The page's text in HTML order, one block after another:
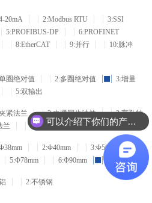
20mA 2:Modbus RTU
3:SSI
5:PROFIBUS-DP
6:PROFINET
8:EtherCAT 9:并行
10:脉冲
圈绝对值 2:多圈绝对值
3:增量
5:双输出
紧法兰 2:夹紧同步法兰
3:盲孔轴
兰 5:方型法兰 6:通孔空心
2:Φ40mm
3:Φ50mm
5:Φ78mm 6:Φ90mm 7:Φ115mm
2:不锈钢
可以介绍下你们的产品么？